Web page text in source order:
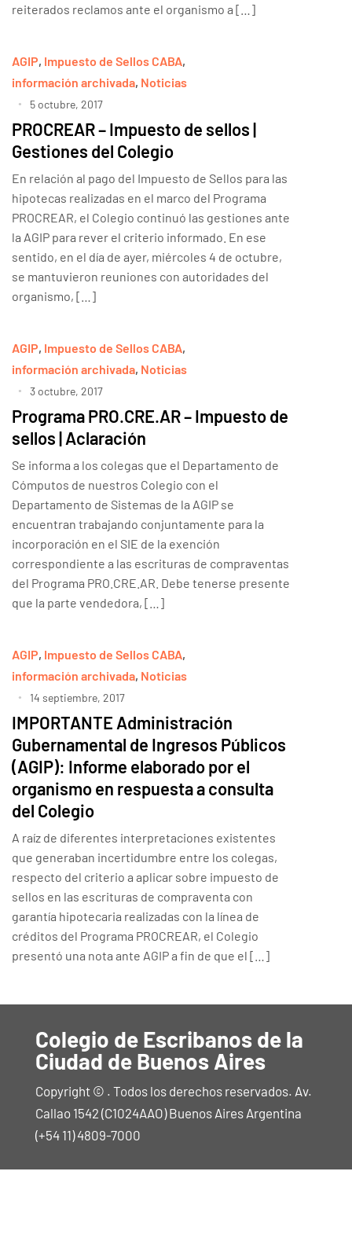
reiterados reclamos ante el organismo a […]
AGIP, Impuesto de Sellos CABA,
información archivada, Noticias
5 octubre, 2017
PROCREAR – Impuesto de sellos |
Gestiones del Colegio
En relación al pago del Impuesto de Sellos para las
hipotecas realizadas en el marco del Programa
PROCREAR, el Colegio continuó las gestiones ante
la AGIP para rever el criterio informado. En ese
sentido, en el día de ayer, miércoles 4 de octubre,
se mantuvieron reuniones con autoridades del
organismo, […]
AGIP, Impuesto de Sellos CABA,
información archivada, Noticias
3 octubre, 2017
Programa PRO.CRE.AR – Impuesto de
sellos | Aclaración
Se informa a los colegas que el Departamento de
Cómputos de nuestros Colegio con el
Departamento de Sistemas de la AGIP se
encuentran trabajando conjuntamente para la
incorporación en el SIE de la exención
correspondiente a las escrituras de compraventas
del Programa PRO.CRE.AR. Debe tenerse presente
que la parte vendedora, […]
AGIP, Impuesto de Sellos CABA,
información archivada, Noticias
14 septiembre, 2017
IMPORTANTE Administración
Gubernamental de Ingresos Públicos
(AGIP): Informe elaborado por el
organismo en respuesta a consulta
del Colegio
A raíz de diferentes interpretaciones existentes
que generaban incertidumbre entre los colegas,
respecto del criterio a aplicar sobre impuesto de
sellos en las escrituras de compraventa con
garantía hipotecaria realizadas con la línea de
créditos del Programa PROCREAR, el Colegio
presentó una nota ante AGIP a fin de que el […]
Colegio de Escribanos de la
Ciudad de Buenos Aires
Copyright © . Todos los derechos reservados. Av.
Callao 1542 (C1024AAO) Buenos Aires Argentina
(+54 11) 4809-7000